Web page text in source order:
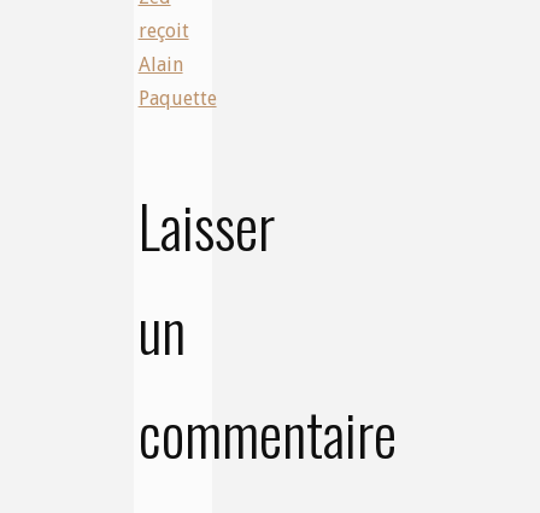
reçoit
Alain
Paquette
Laisser
un
commentaire